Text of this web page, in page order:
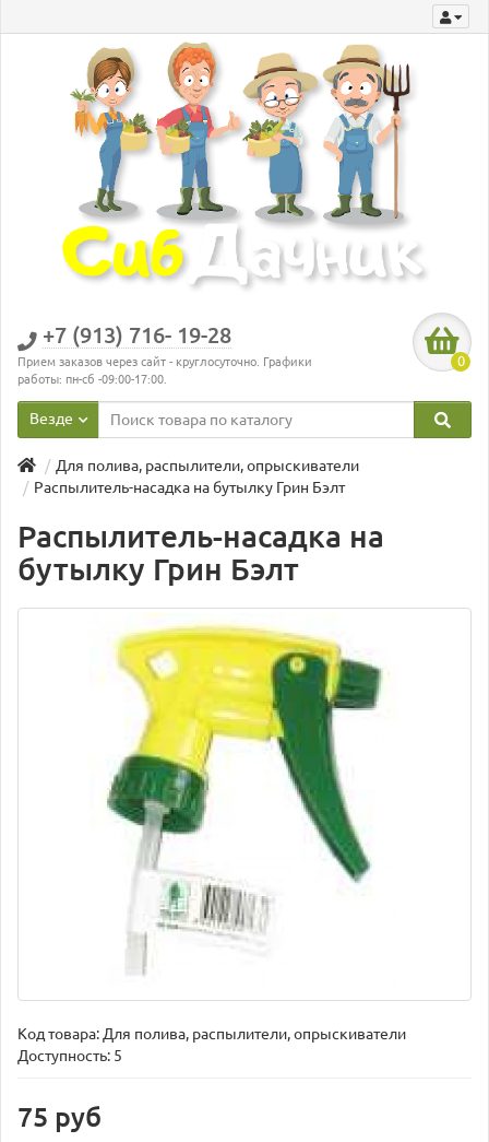
+7 (913) 716- 19-28
Прием заказов через сайт - круглосуточно. Графики
работы: пн-сб -09:00-17:00.
0
Везде
Для полива, распылители, опрыскиватели
Распылитель-насадка на бутылку Грин Бэлт
Распылитель-насадка на
бутылку Грин Бэлт
Код товара: Для полива, распылители, опрыскиватели
Доступность: 5
75 руб